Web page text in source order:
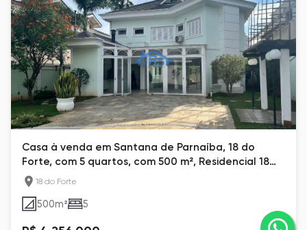
Casa à venda em Santana de Parnaíba, 18 do
Forte, com 5 quartos, com 500 m², Residencial 18
do Forte
18 do Forte
500m² 5